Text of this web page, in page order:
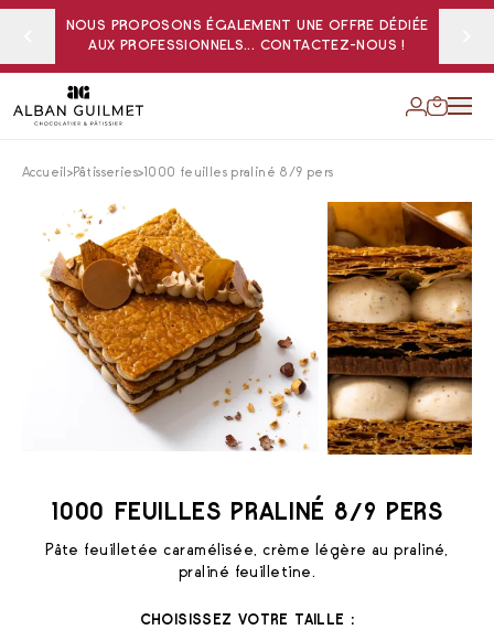
NOUS PROPOSONS ÉGALEMENT UNE OFFRE DÉDIÉE
AUX PROFESSIONNELS... CONTACTEZ-NOUS !
Accueil Pâtisseries 1000 feuilles praliné 8/9 pers
1000 FEUILLES PRALINÉ 8/9 PERS
Pâte feuilletée caramélisée, crème légère au praliné,
praliné feuilletine.
CHOISISSEZ VOTRE TAILLE :